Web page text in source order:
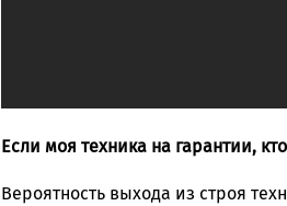
Если моя техника на гарантии,
Вероятность выхода из строя